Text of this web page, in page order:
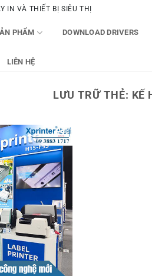
IN VÀ THIẾT BỊ SIÊU THỊ
PHẨM DOWNLOAD DRIVERS
LIÊN HỆ
LƯU TRỮ THẺ: KẾ